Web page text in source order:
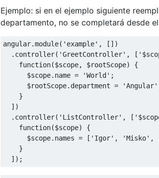
Ejemplo: si en el ejemplo siguiente
departamento, no se completará desde
angular.module( 'example' ,
[])
. controller( 'GreetController' , [
function($scope, $rootScope)
{
      $scope
. name = 'World' ;
      $rootScope
. department = 'Angular'
}
])
. controller( 'ListController' , [
function($scope)
{
      $scope
. names = [ 'Igor' , 'Misko' ,
}
]);